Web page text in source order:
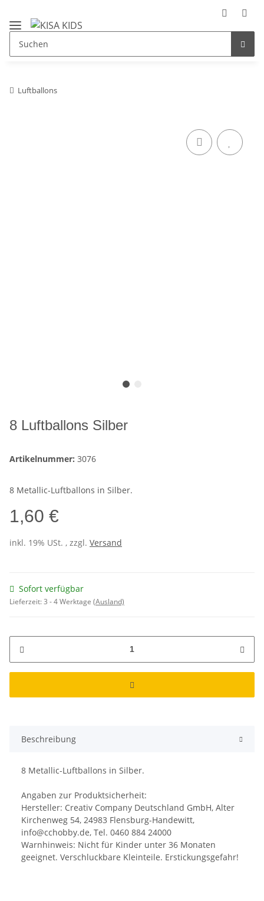
Luftballons
8 Luftballons Silber
Artikelnummer: 3076
8 Metallic-Luftballons in Silber.
1,60 €
inkl. 19% USt. , zzgl. Versand
Sofort verfügbar
Lieferzeit:3 - 4 Werktage (Ausland)
Beschreibung
8 Metallic-Luftballons in Silber.
Angaben zur Produktsicherheit:
Hersteller: Creativ Company Deutschland GmbH, Alter
Kirchenweg 54, 24983 Flensburg-Handewitt,
info@cchobby.de, Tel. 0460 884 24000
Warnhinweis: Nicht für Kinder unter 36 Monaten
geeignet. Verschluckbare Kleinteile. Erstickungsgefahr!